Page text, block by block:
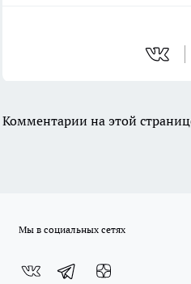
Комментарии на этой
Мы в социальных сетях